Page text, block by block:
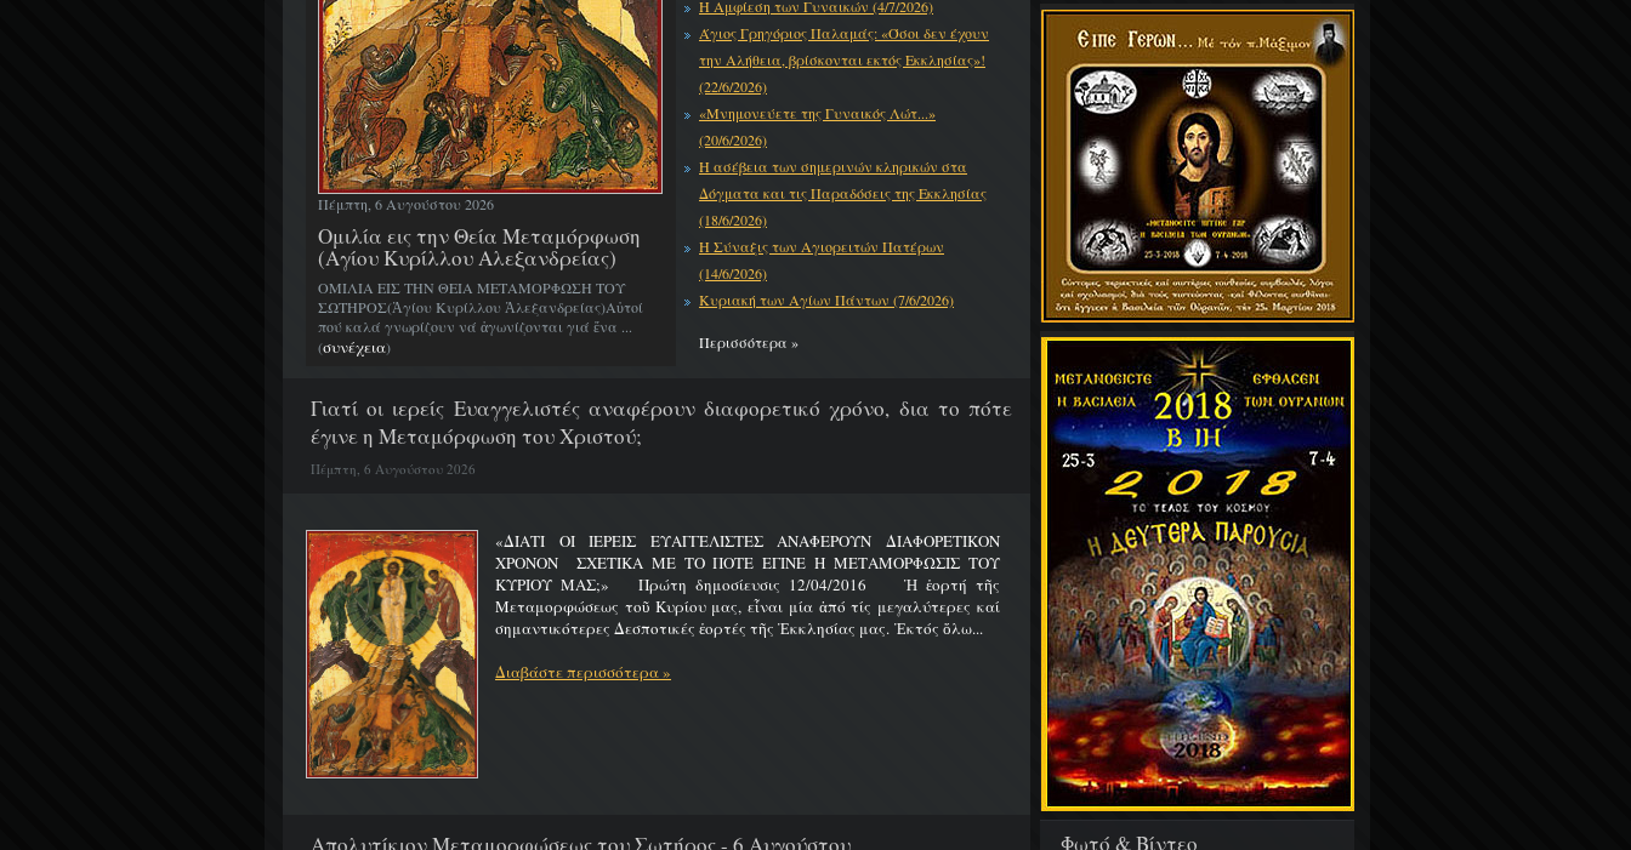
Φωτό & Βίντεο
Πέμπτη, 6 Αυγούστου 2026
Ομιλία εις την Θεία Μεταμόρφωση
(Αγίου Κυρίλλου Αλεξανδρείας)
ΟΜΙΛΙΑ ΕΙΣ ΤΗΝ ΘΕΙΑ ΜΕΤΑΜΟΡΦΩΣΗ ΤΟΥ
ΣΩΤΗΡΟΣ(Ἁγίου Κυρίλλου Ἀλεξανδρείας)Αὐτοί
πού καλά γνωρίζουν νά ἀγωνίζονται γιά ἕνα ...
(συνέχεια)
Η Αμφίεση των Γυναικών (4/7/2026)
Άγιος Γρηγόριος Παλαμάς: «Όσοι δεν έχουν
την Αλήθεια, βρίσκονται εκτός Εκκλησίας»!
(22/6/2026)
«Μνημονεύετε της Γυναικός Λώτ...»
(20/6/2026)
Η ασέβεια των σημερινών κληρικών στα
Δόγματα και τις Παραδόσεις της Εκκλησίας
(18/6/2026)
Η Σύναξις των Αγιορειτών Πατέρων
(14/6/2026)
Κυριακή των Αγίων Πάντων (7/6/2026)
Περισσότερα »
Γιατί οι ιερείς Ευαγγελιστές αναφέρουν διαφορετικό χρόνο, δια το πότε
έγινε η Μεταμόρφωση του Χριστού;
Πέμπτη, 6 Αυγούστου 2026
«ΔΙΑΤΙ ΟΙ ΙΕΡΕΙΣ ΕΥΑΓΓΕΛΙΣΤΕΣ ΑΝΑΦΕΡΟΥΝ ΔΙΑΦΟΡΕΤΙΚΟΝ
ΧΡΟΝΟΝ ΣΧΕΤΙΚΑ ΜΕ ΤΟ ΠΟΤΕ ΕΓΙΝΕ Η ΜΕΤΑΜΟΡΦΩΣΙΣ ΤΟΥ
ΚΥΡΙΟΥ ΜΑΣ;» Πρώτη δημοσίευσις 12/04/2016 Ἡ ἑορτή τῆς
Μεταμορφώσεως τοῦ Κυρίου μας, εἶναι μία ἀπό τίς μεγαλύτερες καί
σημαντικότερες Δεσποτικές ἑορτές τῆς Ἐκκλησίας μας. Ἐκτός ὅλω...
Διαβάστε περισσότερα »